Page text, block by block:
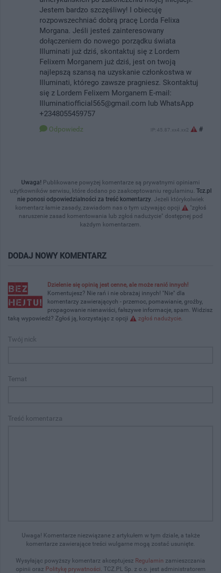
Jestem bardzo szczęśliwy! I obiecuję
rozpowszechniać dobrą pracę Lorda Felixa
Morgana. Jeśli jesteś zainteresowany
dołączeniem do nowego porządku świata
Illuminati już dziś, skontaktuj się z Lordem
Felixem Morganem już dziś, jest on twoją
najlepszą szansą na uzyskanie członkostwa w
Illuminati, którego zawsze pragniesz. Skontaktuj
się z Lordem Felixem Morganem E-mail:
Illuminatiofficial565@gmail.com lub WhatsApp
+2348055459757
Odpowiedz IP: 45.87.xx4.xx2 #
Uwaga! Publikowane powyżej komentarze są prywatnymi opiniami
użytkowników serwisu, które dodano po zaakceptowaniu regulaminu. Tcz.pl
nie ponosi odpowiedzialności za treść komentarzy. Jeżeli którykolwiek
komentarz łamie zasady, zawiadom nas o tym używając opcji
"zgłoś
naruszenie zasad komentowania lub zgłoś nadużycie" dostępnej pod
każdym komentarzem.
DODAJ NOWY KOMENTARZ
Dzielenie się opinią jest cenne, ale może ranić innych!
Komentujesz? Nie rań i nie obrażaj innych! "Nie" dla
komentarzy zawierających - przemoc, pomawianie, groźby,
propagowanie nienawiści, fałszywe informacje, spam. Widzisz
taką wypowiedź? Zgłoś ją, korzystając z opcji
zgłoś nadużycie.
Twój nick
Temat
Treść komentarza
Uwaga! Komentarze niezwiązane z artykułem w tym dziale, a także
komentarze zawierające treści wulgarne mogą zostać usunięte.
Wysyłając powyższy komentarz akceptujesz Regulamin zamieszczania
opinii oraz Politykę prywatności. TCZ.PL Sp. z o.o. jest administratorem